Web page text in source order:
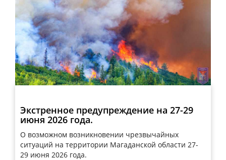
Экстренное предупреждение на 27-29
июня 2026 года.
О возможном возникновении чрезвычайных
ситуаций на территории Магаданской области 27-
29 июня 2026 года.